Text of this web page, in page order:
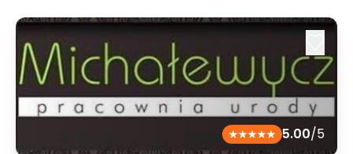
5.00/5